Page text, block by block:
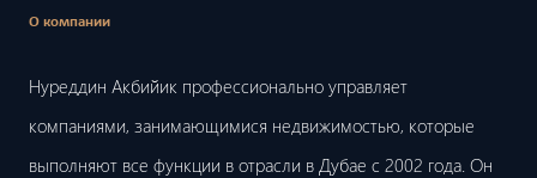
О компании
Нуреддин Акбийик профессионально управляет
компаниями, занимающимися недвижимостью, которые
выполняют все функции в отрасли в Дубае с 2002 года. Он